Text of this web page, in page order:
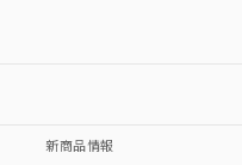
新商品情報